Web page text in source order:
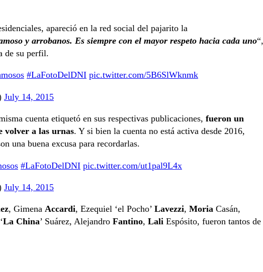
apareció en la red social del pajarito la
y arrobanos. Es siempre con el mayor respeto hacia cada uno“,
de su perfil.
#LaFotoDelDNI pic.twitter.com/5B6SlWknmk
July 14, 2015
cuenta etiquetó en sus respectivas publicaciones, fueron un
volver a las urnas. Y si bien la cuenta no está activa desde 2016,
una buena excusa para recordarlas.
#LaFotoDelDNI pic.twitter.com/ut1pal9L4x
July 14, 2015
, Gimena Accardi, Ezequiel ‘el Pocho’ Lavezzi, Moria Casán,
La China’ Suárez, Alejandro Fantino, Lali Espósito, fueron tantos de